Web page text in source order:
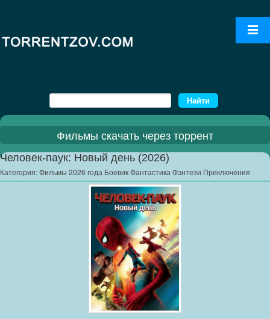
Фильмы скачать через торрент
Человек-паук: Новый день (2026)
Категория:Фильмы 2026 года Боевик Фантастика Фэнтези Приключения